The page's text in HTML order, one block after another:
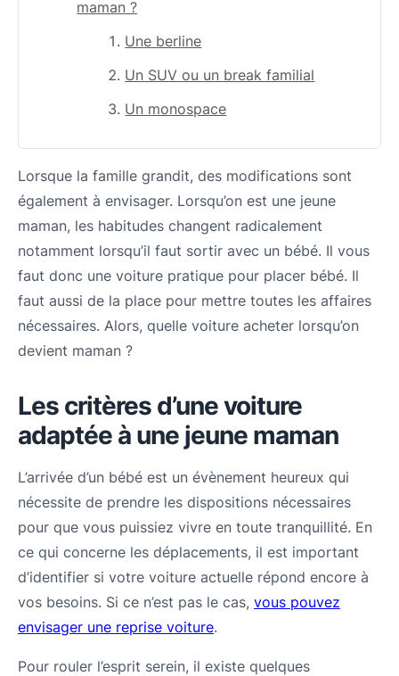
maman ?
Une berline
Un SUV ou un break familial
Un monospace
Lorsque la famille grandit, des modifications sont
également à envisager. Lorsqu’on est une jeune
maman, les habitudes changent radicalement
notamment lorsqu’il faut sortir avec un bébé. Il vous
faut donc une voiture pratique pour placer bébé. Il
faut aussi de la place pour mettre toutes les affaires
nécessaires. Alors, quelle voiture acheter lorsqu’on
devient maman ?
Les critères d’une voiture
adaptée à une jeune maman
L’arrivée d’un bébé est un évènement heureux qui
nécessite de prendre les dispositions nécessaires
pour que vous puissiez vivre en toute tranquillité. En
ce qui concerne les déplacements, il est important
d’identifier si votre voiture actuelle répond encore à
vos besoins. Si ce n’est pas le cas, vous pouvez
envisager une reprise voiture.
Pour rouler l’esprit serein, il existe quelques